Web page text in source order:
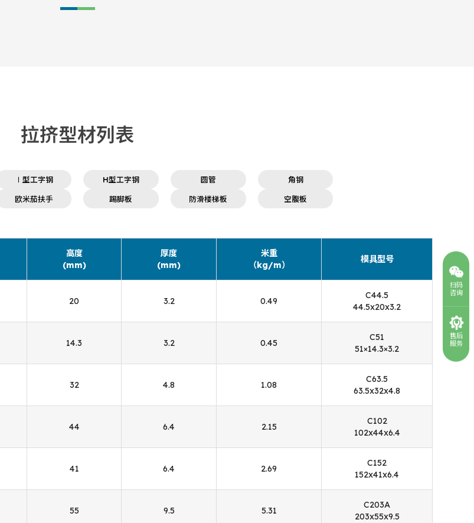
拉挤型材列表
Ⅰ型工字钢 H型工字钢 圆管 角钢
欧米茄扶手 踢脚板 防滑楼梯板 空腹板
高度
(mm)
厚度
(mm)
米重
（kg/m）
模具型号
20 3.2 0.49
C44.5
44.5x20x3.2
14.3 3.2 0.45
C51
51×14.3×3.2
32 4.8 1.08
C63.5
63.5x32x4.8
44 6.4 2.15
C102
102x44x6.4
41 6.4 2.69
C152
152x41x6.4
55 9.5 5.31
C203A
203x55x9.5
扫码
咨询
售后
服务